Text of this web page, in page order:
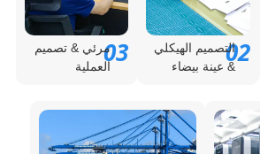
التصميم الهيكلي
& عينة بيضاء
03
مرئي & تصميم
العملية